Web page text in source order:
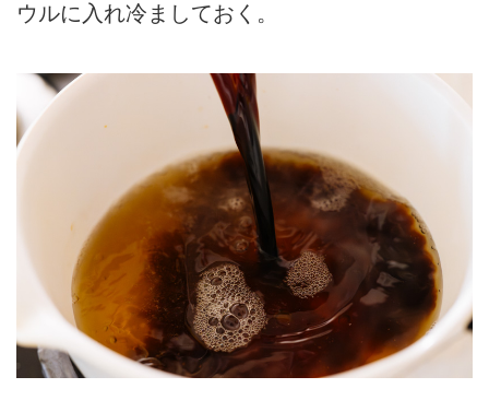
ウルに入れ冷ましておく。